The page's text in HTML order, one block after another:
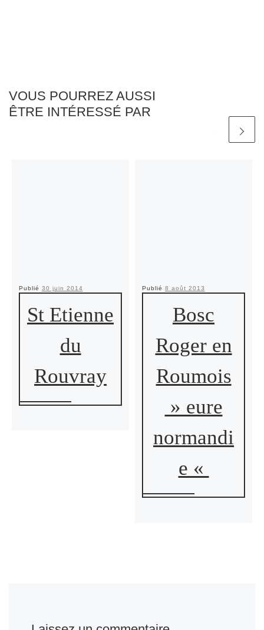
VOUS POURREZ AUSSI
ÊTRE INTÉRESSÉ PAR
Publié 30 juin 2014
St Etienne
du
Rouvray
Publié 8 août 2013
Bosc
Roger en
Roumois
» eure
normandi
e «